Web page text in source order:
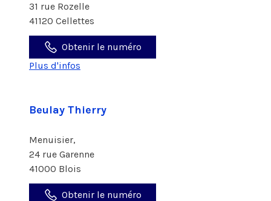
31 rue Rozelle
41120 Cellettes
Obtenir le numéro
Plus d'infos
Beulay Thierry
Menuisier,
24 rue Garenne
41000 Blois
Obtenir le numéro